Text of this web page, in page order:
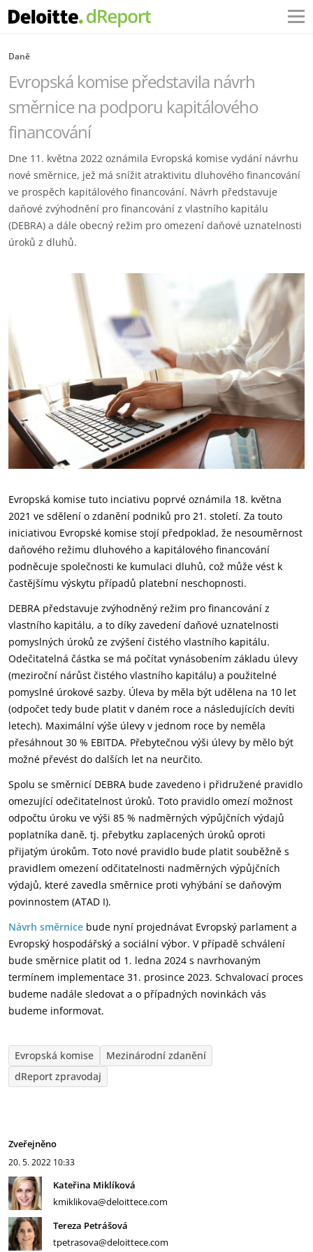
Daně
Evropská komise představila návrh
směrnice na podporu kapitálového
financování
Dne 11. května 2022 oznámila Evropská komise vydání návrhu
nové směrnice, jež má snížit atraktivitu dluhového financování
ve prospěch kapitálového financování. Návrh představuje
daňové zvýhodnění pro financování z vlastního kapitálu
(DEBRA) a dále obecný režim pro omezení daňové uznatelnosti
úroků z dluhů.
Evropská komise tuto inciativu poprvé oznámila 18. května
2021 ve sdělení o zdanění podniků pro 21. století. Za touto
iniciativou Evropské komise stojí předpoklad, že nesouměrnost
daňového režimu dluhového a kapitálového financování
podněcuje společnosti ke kumulaci dluhů, což může vést k
častějšímu výskytu případů platební neschopnosti.
DEBRA představuje zvýhodněný režim pro financování z
vlastního kapitálu, a to díky zavedení daňové uznatelnosti
pomyslných úroků ze zvýšení čistého vlastního kapitálu.
Odečitatelná částka se má počítat vynásobením základu úlevy
(meziroční nárůst čistého vlastního kapitálu) a použitelné
pomyslné úrokové sazby. Úleva by měla být udělena na 10 let
(odpočet tedy bude platit v daném roce a následujících devíti
letech). Maximální výše úlevy v jednom roce by neměla
přesáhnout 30 % EBITDA. Přebytečnou výši úlevy by mělo být
možné převést do dalších let na neurčito.
Spolu se směrnicí DEBRA bude zavedeno i přidružené pravidlo
omezující odečitatelnost úroků. Toto pravidlo omezí možnost
odpočtu úroku ve výši 85 % nadměrných výpůjčních výdajů
poplatníka daně, tj. přebytku zaplacených úroků oproti
přijatým úrokům. Toto nové pravidlo bude platit souběžně s
pravidlem omezení odčitatelnosti nadměrných výpůjčních
výdajů, které zavedla směrnice proti vyhýbání se daňovým
povinnostem (ATAD I).
Návrh směrnice bude nyní projednávat Evropský parlament a
Evropský hospodářský a sociální výbor. V případě schválení
bude směrnice platit od 1. ledna 2024 s navrhovaným
termínem implementace 31. prosince 2023. Schvalovací proces
budeme nadále sledovat a o případných novinkách vás
budeme informovat.
Evropská komise
Mezinárodní zdanění
dReport zpravodaj
Zveřejněno
20. 5. 2022 10:33
Kateřina Miklíková
kmiklikova@deloittece.com
Tereza Petrášová
tpetrasova@deloittece.com